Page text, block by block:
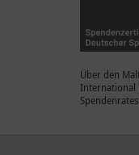
Über den
International
Spendenrates